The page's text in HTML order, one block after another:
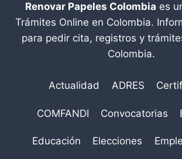
Renovar Papeles Colombia es
Trámites Online en Colombia.
para pedir cita, registros y
Colombia.
Actualidad ADRES
COMFANDI Convocatorias
Educación Elecciones